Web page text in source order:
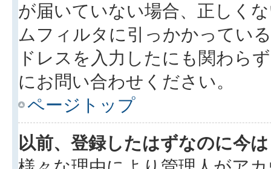
が届いていない場合、正しく
ムフィルタに引っかかってい
ドレスを入力したにも関わら
にお問い合わせください。
ページトップ
以前、登録したはずなのに今